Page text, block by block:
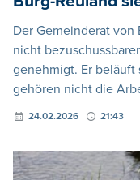
Der Gemeinderat
nicht
genehmigt. Er beläuft
gehören nicht die
24.02.2026 21:43